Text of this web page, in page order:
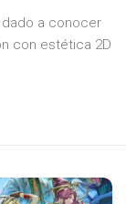
dado a conocer
con estética 2D